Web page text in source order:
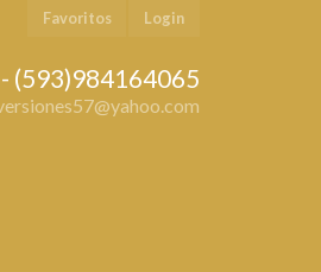
Favoritos Login
(593)984164065